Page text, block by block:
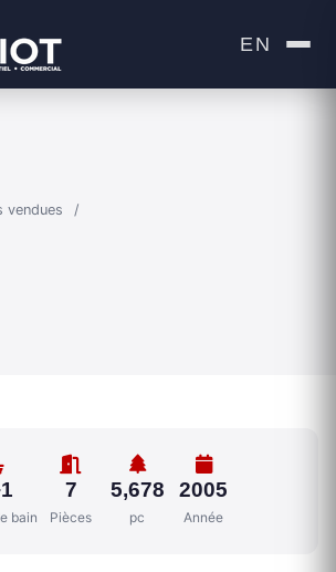
EN
vendues /
bain
7
Pièces
5,678
pc
2005
Année